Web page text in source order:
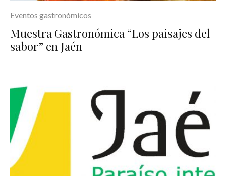
Eventos gastronómicos
Muestra Gastronómica “Los paisajes del
sabor” en Jaén